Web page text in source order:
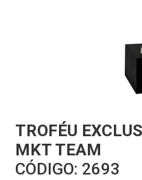
TROFÉU
MKT TEAM
CÓDIGO: 2693